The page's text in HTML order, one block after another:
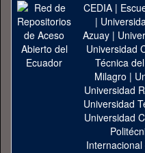
CEDIA|
|
Azuay|
Universidad
Técnica
Milagro |
Universidad
Universidad
Universidad